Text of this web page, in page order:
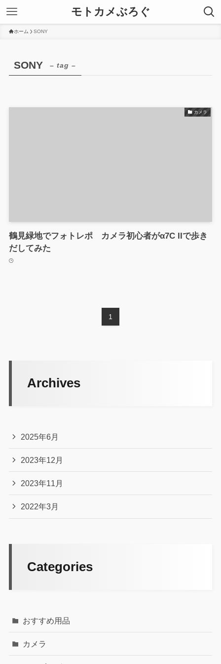
モトカメぶろぐ
ホーム SONY
SONY – tag –
カメラ
鶴見緑地でフォトレポ カメラ初心者がα7C IIで歩き
だしてみた
1
Archives
2025年6月
2023年12月
2023年11月
2022年3月
Categories
おすすめ用品
カメラ